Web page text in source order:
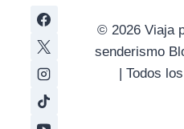
© 2026 Viaja
senderismo
| Todos